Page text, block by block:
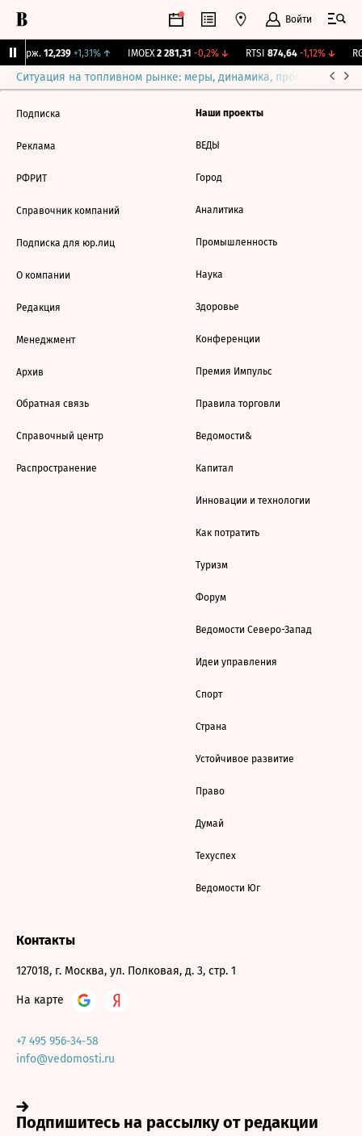
Войти
Бирж. 12,239 +1,31%↑ IMOEX 2 281,31 -0,2%↓ RTSI 874,64 -1,12%↓
Ситуация на топливном рынке: меры, динамика, прогнозы
Подписка
Реклама
РФРИТ
Справочник компаний
Подписка для юр.лиц
О компании
Редакция
Менеджмент
Архив
Обратная связь
Справочный центр
Распространение
Наши проекты
ВЕДЫ
Город
Аналитика
Промышленность
Наука
Здоровье
Конференции
Премия Импульс
Правила торговли
Ведомости&
Капитал
Инновации и технологии
Как потратить
Туризм
Форум
Ведомости Северо-Запад
Идеи управления
Спорт
Страна
Устойчивое развитие
Право
Думай
Техуспех
Ведомости Юг
Контакты
127018, г. Москва, ул. Полковая, д. 3, стр. 1
На карте
+7 495 956-34-58
info@vedomosti.ru